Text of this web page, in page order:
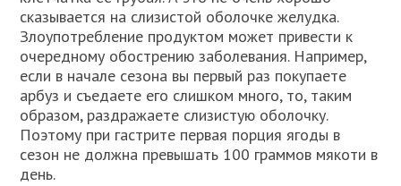
сказывается на слизистой оболочке желудка.
Злоупотребление продуктом может привести к
очередному обострению заболевания. Например,
если в начале сезона вы первый раз покупаете
арбуз и съедаете его слишком много, то, таким
образом, раздражаете слизистую оболочку.
Поэтому при гастрите первая порция ягоды в
сезон не должна превышать 100 граммов мякоти в
день.